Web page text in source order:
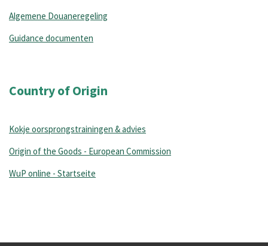
Algemene Douaneregeling
Guidance documenten
Country of Origin
Kokje oorsprongstrainingen & advies
Origin of the Goods - European Commission
WuP online - Startseite